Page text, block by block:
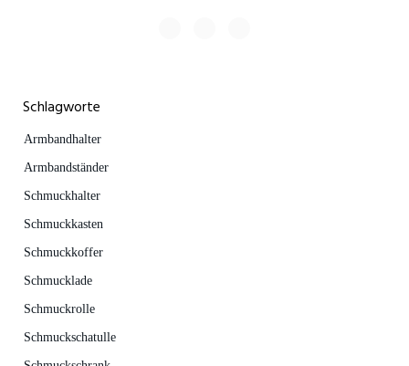
Schlagworte
Armbandhalter
Armbandständer
Schmuckhalter
Schmuckkasten
Schmuckkoffer
Schmucklade
Schmuckrolle
Schmuckschatulle